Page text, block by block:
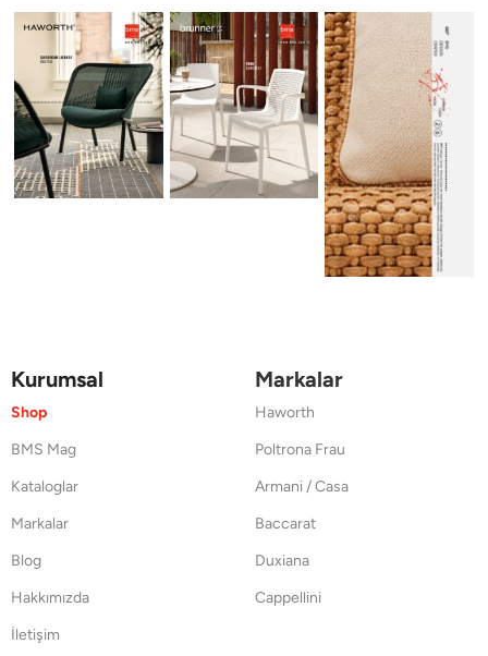
Kurumsal
Shop
BMS Mag
Kataloglar
Markalar
Blog
Hakkımızda
İletişim
Markalar
Haworth
Poltrona Frau
Armani / Casa
Baccarat
Duxiana
Cappellini